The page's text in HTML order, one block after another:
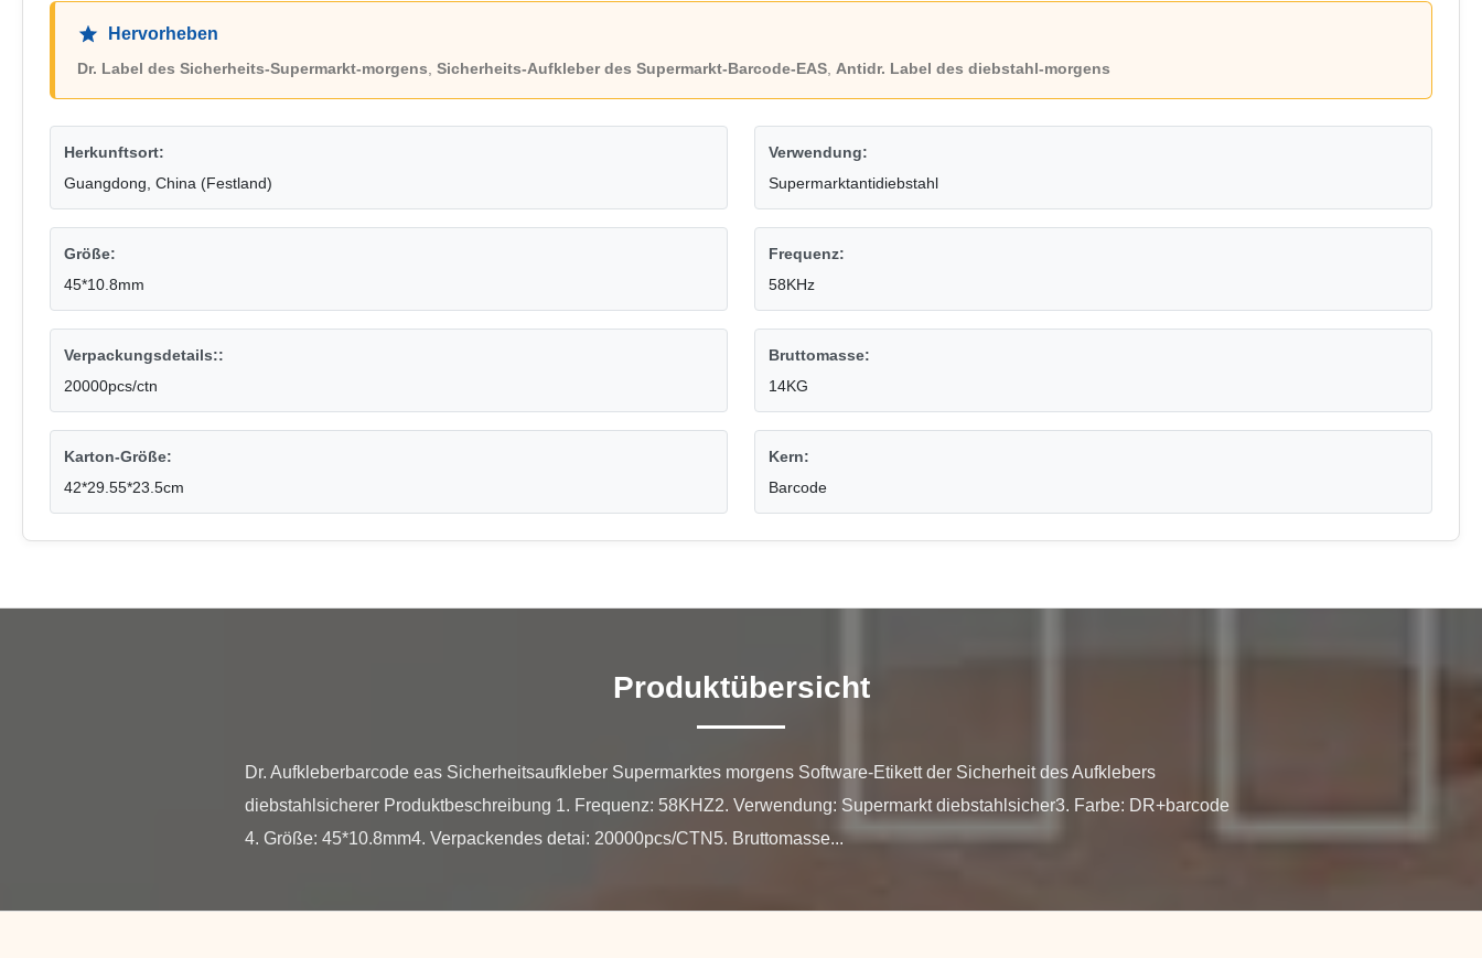
Hervorheben
Dr. Label des Sicherheits-Supermarkt-morgens Sicherheits-Aufkleber des Supermarkt-Barcode-EAS Antidr. Label des diebstahl-morgens
Herkunftsort:
Guangdong, China (Festland)
Verwendung:
Supermarktantidiebstahl
Größe:
45*10.8mm
Frequenz:
58KHz
Verpackungsdetails::
20000pcs/ctn
Bruttomasse:
14KG
Karton-Größe:
42*29.55*23.5cm
Kern:
Barcode
Produktübersicht
Dr. Aufkleberbarcode eas Sicherheitsaufkleber Supermarktes morgens Software-Etikett der Sicherheit des Aufklebers
diebstahlsicherer Produktbeschreibung 1. Frequenz: 58KHZ2. Verwendung: Supermarkt diebstahlsicher3. Farbe: DR+barcode
4. Größe: 45*10.8mm4. Verpackendes detai: 20000pcs/CTN5. Bruttomasse...